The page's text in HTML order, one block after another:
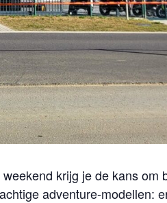
krijg je de kans om
adventure-modellen: